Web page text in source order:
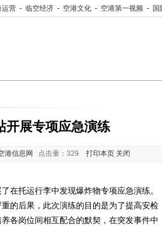
运营 - 临空经济 - 空港文化 - 空港第一视频 - 国
开展专项应急演练
港信息网 点击量： 329 打印本页 关闭
托运行李中发现爆炸物专项应急演练。
的后果，此次演练的目的是为了提高安检
各岗位间相互配合的默契，在突发事件中